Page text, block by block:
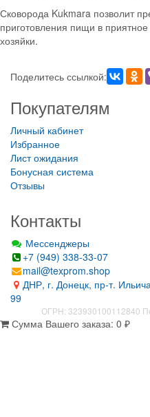
Сковорода Kukmara позволит
приготовления пищи в
хозяйки.
Поделитесь ссылкой:
Покупателям
Личный кабинет
Избранное
Лист ожидания
Бонусная система
Отзывы
Контакты
Мессенджеры
+7 (949) 338-33-07
mail@texprom.shop
ДНР, г. Донецк, пр-т. Ильича
99
ОГРН: 323930100112840
Сумма Вашего заказа: 0 ₽